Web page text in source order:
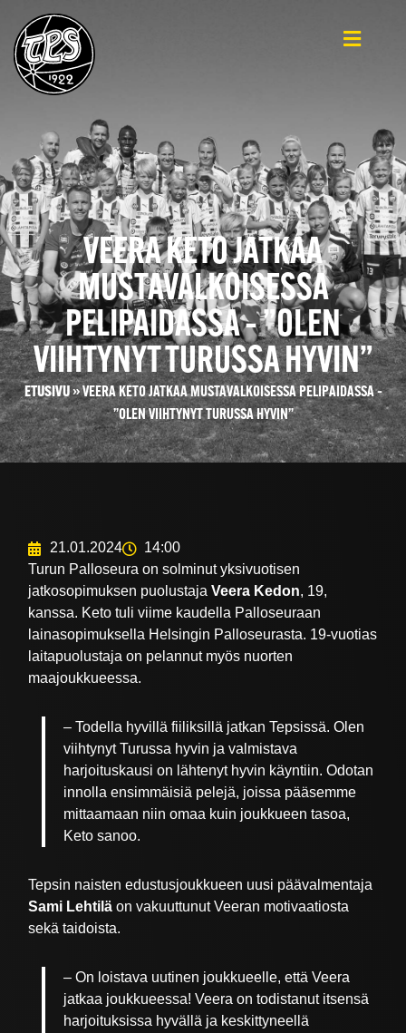
VEERA KETO JATKAA
MUSTAVALKOISESSA
PELIPAIDASSA – ”OLEN
VIIHTYNYT TURUSSA HYVIN”
ETUSIVU»VEERA KETO JATKAA MUSTAVALKOISESSA PELIPAIDASSA –
”OLEN VIIHTYNYT TURUSSA HYVIN”
21.01.2024
14:00
Turun Palloseura on solminut yksivuotisen
jatkosopimuksen puolustajaVeera Kedon, 19,
kanssa. Keto tuli viime kaudella Palloseuraan
lainasopimuksella Helsingin Palloseurasta. 19-vuotias
laitapuolustaja on pelannut myös nuorten
maajoukkueessa.
– Todella hyvillä fiiliksillä jatkan Tepsissä. Olen
viihtynyt Turussa hyvin ja valmistava
harjoituskausi on lähtenyt hyvin käyntiin. Odotan
innolla ensimmäisiä pelejä, joissa pääsemme
mittaamaan niin omaa kuin joukkueen tasoa,
Keto sanoo.
Tepsin naisten edustusjoukkueen uusi päävalmentaja
Sami Lehtilä on vakuuttunut Veeran motivaatiosta
sekä taidoista.
– On loistava uutinen joukkueelle, että Veera
jatkaa joukkueessa! Veera on todistanut itsensä
harjoituksissa hyvällä ja keskittyneellä